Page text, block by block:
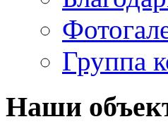
Группа
Наши